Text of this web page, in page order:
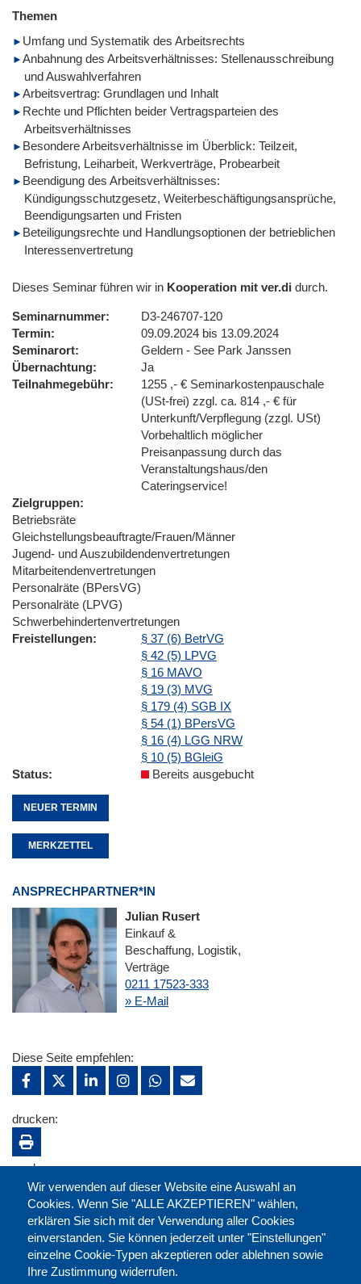
Themen
Umfang und Systematik des Arbeitsrechts
Anbahnung des Arbeitsverhältnisses: Stellenausschreibung
und Auswahlverfahren
Arbeitsvertrag: Grundlagen und Inhalt
Rechte und Pflichten beider Vertragsparteien des
Arbeitsverhältnisses
Besondere Arbeitsverhältnisse im Überblick: Teilzeit,
Befristung, Leiharbeit, Werkverträge, Probearbeit
Beendigung des Arbeitsverhältnisses:
Kündigungsschutzgesetz, Weiterbeschäftigungsansprüche,
Beendigungsarten und Fristen
Beteiligungsrechte und Handlungsoptionen der betrieblichen
Interessenvertretung
Dieses Seminar führen wir in Kooperation mit ver.di durch.
Seminarnummer
D3-246707-120
Termin
09.09.2024 bis 13.09.2024
Seminarort
Geldern - See Park Janssen
Übernachtung
Ja
Teilnahmegebühr
1255 ,- € Seminarkostenpauschale
(USt-frei) zzgl. ca. 814 ,- € für
Unterkunft/Verpflegung (zzgl. USt)
Vorbehaltlich möglicher
Preisanpassung durch das
Veranstaltungshaus/den
Cateringservice!
Zielgruppen
Betriebsräte
Gleichstellungsbeauftragte/Frauen/Männer
Jugend- und Auszubildendenvertretungen
Mitarbeitendenvertretungen
Personalräte (BPersVG)
Personalräte (LPVG)
Schwerbehindertenvertretungen
Freistellungen
§ 37 (6) BetrVG
§ 42 (5) LPVG
§ 16 MAVO
§ 19 (3) MVG
§ 179 (4) SGB IX
§ 54 (1) BPersVG
§ 16 (4) LGG NRW
§ 10 (5) BGleiG
Status
Bereits ausgebucht
NEUER TERMIN
MERKZETTEL
ANSPRECHPARTNER*IN
Julian Rusert
Einkauf &
Beschaffung, Logistik,
Verträge
0211 17523-333
» E-Mail
Wir verwenden auf dieser Website eine Auswahl an
Cookies. Wenn Sie "ALLE AKZEPTIEREN" wählen,
erklären Sie sich mit der Verwendung aller Cookies
einverstanden. Sie können jederzeit unter "Einstellungen"
einzelne Cookie-Typen akzeptieren oder ablehnen sowie
Ihre Zustimmung widerrufen.
Diese Seite empfehlen:
drucken:
merken: